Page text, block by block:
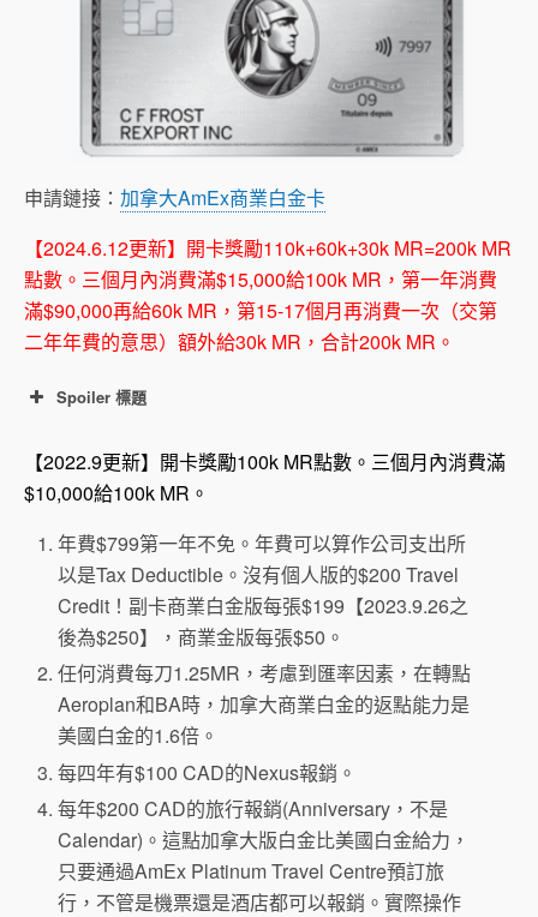
申請鏈接： 加拿大AmEx商業白金卡
【2024.6.12更新】開卡獎勵110k+60k+30k MR=200k MR
點數。三個月內消費滿$15,000給100k MR，第一年消費
滿$90,000再給60k MR，第15-17個月再消費一次（交第
二年年費的意思）額外給30k MR，合計200k MR。
Spoiler 標題
【2022.8.15更新】商業白年費從$499漲到$799，增
加每年$200的Travel Credit，$120的電話費報銷（每
Indeed報銷，以及每4年一次的$100 Nexus報銷。
【2022.9更新】開卡獎勵100k MR點數。三個月內消費滿
$10,000給100k MR。
年費$799第一年不免。年費可以算作公司支出所
以是Tax Deductible。沒有個人版的$200 Travel
Credit！副卡商業白金版每張$199【2023.9.26之
後為$250】，商業金版每張$50。
任何消費每刀1.25MR，考慮到匯率因素，在轉點
Aeroplan和BA時，加拿大商業白金的返點能力是
美國白金的1.6倍。
每四年有$100 CAD的Nexus報銷。
每年$200 CAD的旅行報銷(Anniversary，不是
Calendar)。這點加拿大版白金比美國白金給力，
只要通過AmEx Platinum Travel Centre預訂旅
行，不管是機票還是酒店都可以報銷。實際操作